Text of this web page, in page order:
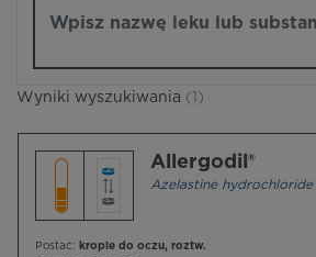
Wyniki wyszukiwania (1)
Allergodil®
Azelastine hydrochloride
Postać: krople do oczu, roztw.